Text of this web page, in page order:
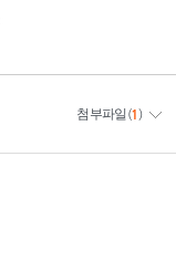
첨부파일 (1)